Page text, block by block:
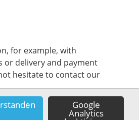
Google
Analytics
for example, with
delivery and payment
hesitate to contact our